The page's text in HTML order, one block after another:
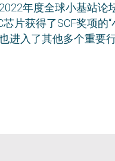
年度全球小基站论
片获得了SCF奖项的
进入了其他多个重要